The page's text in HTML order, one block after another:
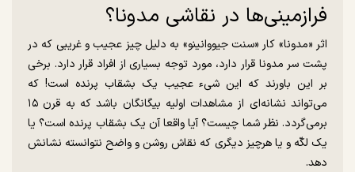
فرازمینی‌ها در نقاشی مدونا؟
اثر «مدونا» کار «سنت جیووانینو» به دلیل چیز عجیب و غریبی که در
پشت سر مدونا قرار دارد، مورد توجه بسیاری از افراد قرار دارد. برخی
بر این باورند که این شیء عجیب یک بشقاب پرنده است! که
می‌تواند نشانه‌ای از مشاهدات اولیه بیگانگان باشد که به قرن ۱۵
برمی‌گردد. نظر شما چیست؟ آیا واقعا آن یک بشقاب پرنده است؟ یا
یک لکّه و یا هرچیز دیگری که نقاش روشن و واضح نتوانسته نشانش
دهد.